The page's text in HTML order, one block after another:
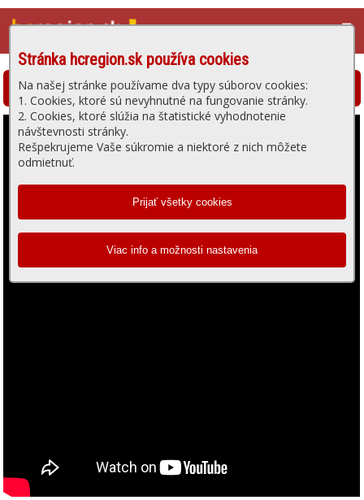
☰
Stránka hcregion.sk používa cookies
Na našej stránke používame dva typy súborov cookies:
1. Cookies, ktoré sú nevyhnutné na fungovanie stránky.
2. Cookies, ktoré slúžia na štatistické vyhodnotenie
návštevnosti stránky.
Rešpekrujeme Vaše súkromie a niektoré z nich môžete
odmietnuť.
Hlohovská televízia - prehrávanie videa